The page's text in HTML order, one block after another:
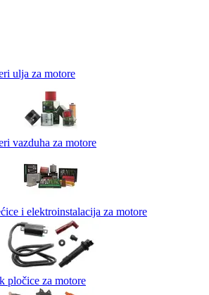
ulja za motore
vazduha za motore
i elektroinstalacija za motore
pločice za motore